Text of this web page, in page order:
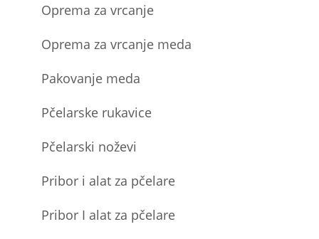
Oprema za vrcanje
Oprema za vrcanje meda
Pakovanje meda
Pčelarske rukavice
Pčelarski noževi
Pribor i alat za pčelare
Pribor I alat za pčelare